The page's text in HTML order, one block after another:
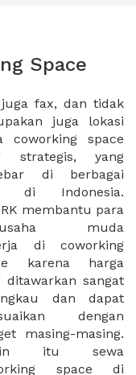
Space